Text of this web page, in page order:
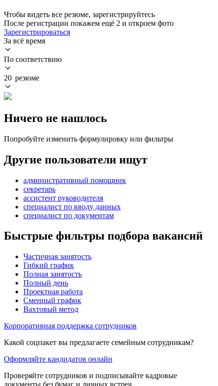
Чтобы видеть все резюме, зарегистрируйтесь
После регистрации покажем ещё 2 и откроем фото
Зарегистрироваться
За всё время
По соответствию
20 резюме
Ничего не нашлось
Попробуйте изменить формулировку или фильтры
Другие пользователи ищут
административный помощник
секретарь
ассистент руководителя
специалист по вводу данных
специалист по документам
Быстрые фильтры подбора вакансий
Частичная занятость
Гибкий график
Полная занятость
Полный день
Проектная работа
Сменный график
Вахтовый метод
Корпоративная поддержка сотрудников
Какой соцпакет вы предлагаете семейным сотрудникам?
Оформляйте кандидатов онлайн
Проверяйте сотрудников и подписывайте кадровые